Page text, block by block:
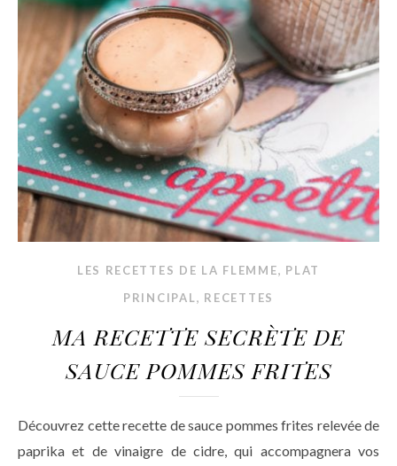
LES RECETTES DE LA FLEMME
PLAT
PRINCIPAL
RECETTES
MA RECETTE SECRÈTE DE
SAUCE POMMES FRITES
Découvrez cette recette de sauce pommes frites relevée de
paprika et de vinaigre de cidre, qui accompagnera vos